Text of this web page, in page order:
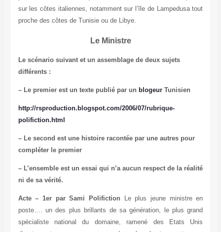
sur les côtes italiennes, notamment sur l’île de Lampedusa tout
proche des côtes de Tunisie ou de Libye.
Le Ministre
Le scénario suivant et un assemblage de deux sujets
différents :
– Le premier est un texte publié par un blogeurTunisien
http://rsproduction.blogspot.com/2006/07/rubrique-
polifiction.html
– Le second est une histoire racontée par une autres pour
compléter le premier
– L’ensemble est un essai qui n’a aucun respect de la réalité
ni de sa vérité.
Acte – 1er par Sami Polifiction Le plus jeune ministre en
poste…. un des plus brillants de sa génération, le plus grand
spécialiste national du domaine, ramené des Etats Unis